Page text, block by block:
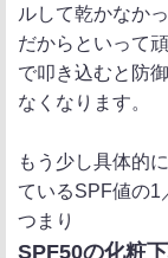
ルして乾かなか
だからといって
で叩き込むと防
なくなります。
もう少し具体的
ているSPF値の1
つまり
SPF50の化粧